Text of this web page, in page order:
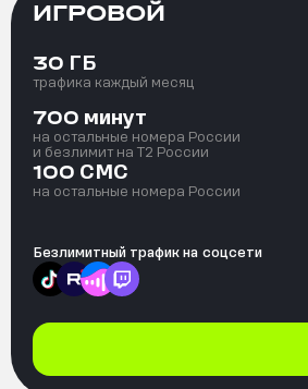
ИГРОВОЙ
30 ГБ
трафика каждый месяц
700 минут
на остальные номера России
и безлимит на T2 России
100 СМС
на остальные номера России
Безлимитный трафик на соцсети